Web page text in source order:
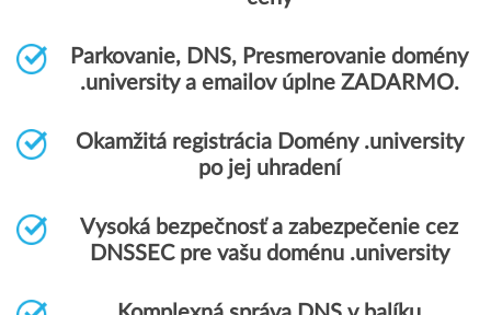
Parkovanie, DNS, Presmerovanie domény
.university a emailov úplne ZADARMO.
Okamžitá registrácia Domény .university
po jej uhradení
Vysoká bezpečnosť a zabezpečenie cez
DNSSEC pre vašu doménu .university